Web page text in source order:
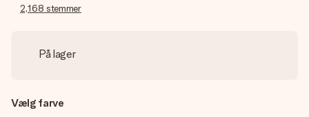
2,168 stemmer
På lager
Vælg farve